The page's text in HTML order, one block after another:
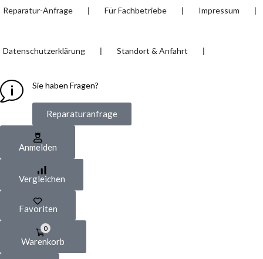
Reparatur-Anfrage ❘ Für Fachbetriebe ❘ Impressum ❘
Datenschutzerklärung ❘ Standort & Anfahrt ❘
Sie haben Fragen?
Reparaturanfrage
Anmelden
Vergleichen
Favoriten
0
Warenkorb